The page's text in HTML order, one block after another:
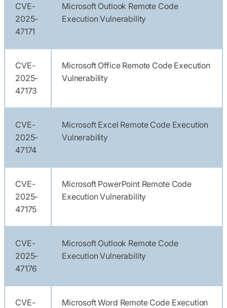
CVE-
2025-
47171
Microsoft Outlook Remote Code
Execution Vulnerability
CVE-
2025-
47173
Microsoft Office Remote Code Execution
Vulnerability
CVE-
2025-
47174
Microsoft Excel Remote Code Execution
Vulnerability
CVE-
2025-
47175
Microsoft PowerPoint Remote Code
Execution Vulnerability
CVE-
2025-
47176
Microsoft Outlook Remote Code
Execution Vulnerability
CVE-
Microsoft Word Remote Code Execution